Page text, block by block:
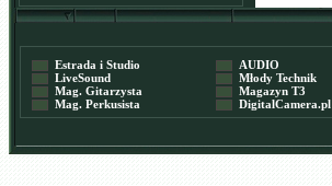
Estrada i Studio
LiveSound
Mag. Gitarzysta
Mag. Perkusista
AUDIO
Młody Technik
Magazyn T3
DigitalCamera.pl